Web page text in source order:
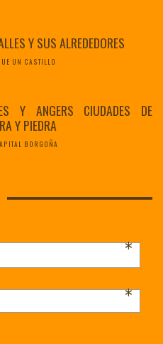
Y SUS ALREDEDORES
UN CASTILLO
Y ANGERS CIUDADES DE
Y PIEDRA
BORGOÑA
*
*